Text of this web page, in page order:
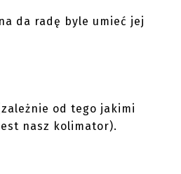
da radę byle umieć jej
od tego jakimi
nasz kolimator).